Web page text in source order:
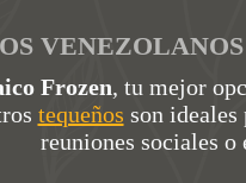
Frozen, tu mejor
tequeños son
reuniones sociales